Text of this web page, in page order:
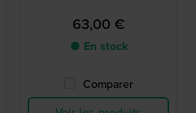
63,00 €
● En stock
Comparer